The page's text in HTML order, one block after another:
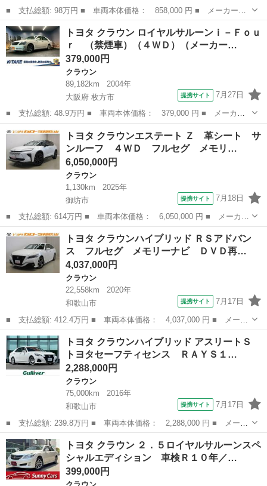
■ 支払総額: 98万円 ■ 車両本体価格： 858,000 円 ■ メーカー
名： トヨタ ■ 車種名： クラウンハイブリッド ■ グレード
名： Ｇパッケージ 黒革／シートメモリー／エアシート／クルーズ
コントロール／デジタ...
和歌山 岩出市 クラウン
トヨタ クラウン ロイヤルサルーンｉ－Ｆｏｕ
ｒ （禁煙車）（４ＷＤ）（メーカー…
379,000円
クラウン
89,182km
2004年
大阪府 枚方市
提携サイト 7月27日
■ 支払総額: 48.9万円 ■ 車両本体価格： 379,000 円 ■ メーカー
名： トヨタ ■ 車種名： クラウン ■ グレード名： ロイヤルサ
ルーンｉ－Ｆｏｕｒ （禁煙車）（４ＷＤ）（メーカーナビ）（クル
ーズコントロ...
大阪 枚方市 クラウン
トヨタ クラウンエステート Ｚ 革シート サ
ンルーフ ４ＷＤ フルセグ メモリ…
6,050,000円
クラウン
1,130km
2025年
御坊市
提携サイト 7月18日
■ 支払総額: 614万円 ■ 車両本体価格： 6,050,000 円 ■ メーカー
名： トヨタ ■ 車種名： クラウンエステート ■ グレード名：
Ｚ 革シート サンルーフ ４ＷＤ フルセグ メモリーナビ バッ
クカメラ ...
和歌山 御坊市 クラウン
トヨタ クラウンハイブリッド ＲＳアドバン
ス フルセグ メモリーナビ ＤＶＤ再…
4,037,000円
クラウン
22,558km
2020年
和歌山市
提携サイト 7月17日
■ 支払総額: 412.4万円 ■ 車両本体価格： 4,037,000 円 ■ メーカ
ー名： トヨタ ■ 車種名： クラウンハイブリッド ■ グレード
名： ＲＳアドバンス フルセグ メモリーナビ ＤＶＤ再生 バッ
クカメラ ...
和歌山 和歌山市 クラウン
トヨタ クラウンハイブリッド アスリートＳ
トヨタセーフティセンス ＲＡＹＳ１…
2,288,000円
クラウン
75,000km
2016年
和歌山市
提携サイト 7月17日
■ 支払総額: 239.8万円 ■ 車両本体価格： 2,288,000 円 ■ メーカ
ー名： トヨタ ■ 車種名： クラウンハイブリッド ■ グレード
名： アスリートＳ トヨタセーフティセンス ＲＡＹＳ１９インチ
アルミホイ...
和歌山 和歌山市 クラウン
トヨタ クラウン ２．５ロイヤルサルーンスペ
シャルエディション 車検Ｒ１０年／…
399,000円